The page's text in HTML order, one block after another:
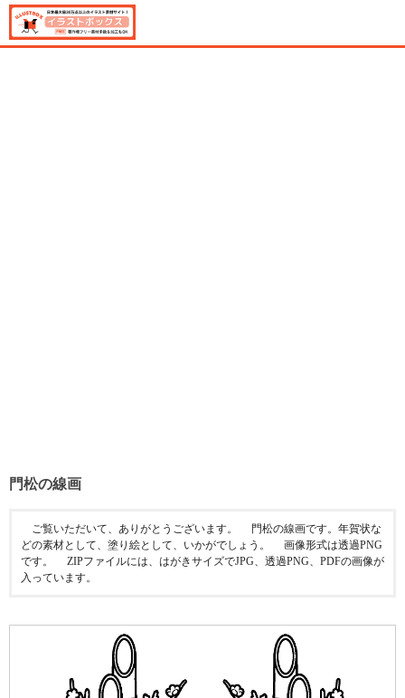
門松の線画
ご覧いただいて、ありがとうございます。 門松の線画です。年賀状な
どの素材として、塗り絵として、いかがでしょう。 画像形式は透過PNG
です。 ZIPファイルには、はがきサイズでJPG、透過PNG、PDFの画像が
入っています。